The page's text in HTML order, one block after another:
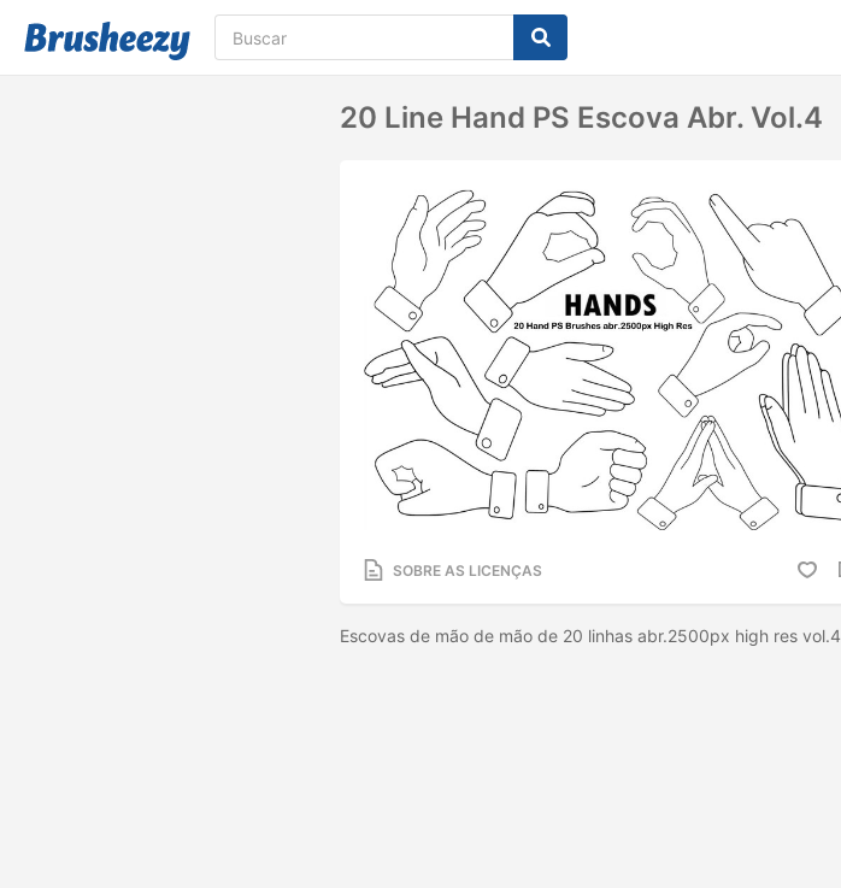
20 Line Hand PS Escova Abr. Vol.4
SOBRE AS LICENÇAS
Escovas de mão de mão de 20 linhas abr.2500px high res vol.4